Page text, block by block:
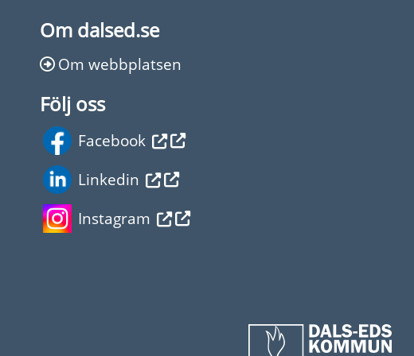
Om dalsed.se
Om webbplatsen
Följ oss
Facebook
Linkedin
Instagram